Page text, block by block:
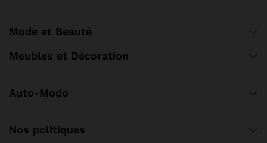
Mode et Beauté
Meubles et Décoration
Auto-Modo
Nos politiques